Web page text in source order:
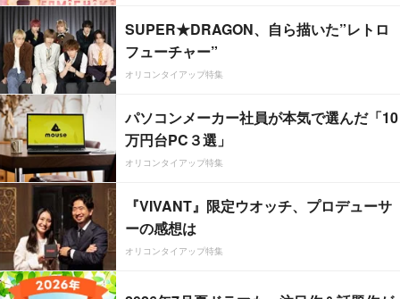
SUPER★DRAGON、自ら描いた”レトロ
フューチャー”
オリコンタイアップ特集
パソコンメーカー社員が本気で選んだ「10
万円台PC３選」
オリコンタイアップ特集
『VIVANT』限定ウオッチ、プロデューサ
ーの感想は
オリコンタイアップ特集